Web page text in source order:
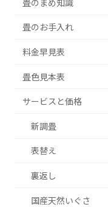
畳のまめ知識
畳のお手入れ
料金早見表
畳色見本表
サービスと価格
新調畳
表替え
裏返し
国産天然いぐさ